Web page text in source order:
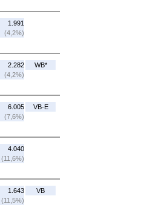
1.991
(4,2%)
2.282
(4,2%)
WB*
6.005
(7,6%)
VB-E
4.040
(11,6%)
1.643
(11,5%)
VB